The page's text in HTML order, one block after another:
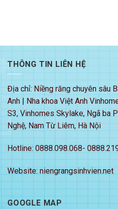
THÔNG TIN LIÊN HỆ
Địa chỉ: Niềng răng chuyên sâu
Anh | Nha khoa Việt Anh
S3, Vinhomes Skylake, Ngã ba
Nghệ, Nam Từ Liêm, Hà Nội
Hotline: 0888.098.068-
Website: niengrangsinhvien.net
GOOGLE MAP